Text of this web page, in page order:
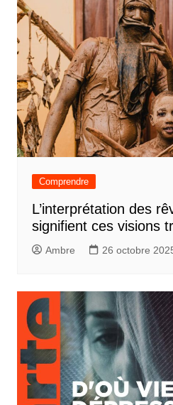
Comprendre
L’interprétation des
signifient ces visions
Ambre 26 octobre